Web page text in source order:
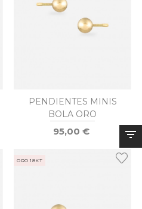
PENDIENTES MINIS
BOLA ORO
95,00 €
ORO 18KT